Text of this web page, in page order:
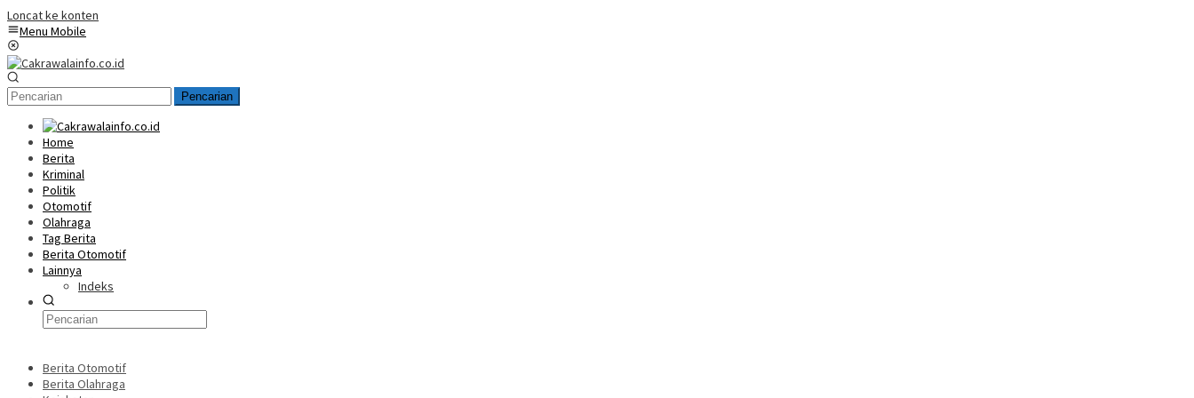
Loncat ke konten
Menu Mobile
Pencarian
Home
Berita
Kriminal
Politik
Otomotif
Olahraga
Tag Berita
Berita Otomotif
Lainnya
Indeks
Berita Otomotif
Berita Olahraga